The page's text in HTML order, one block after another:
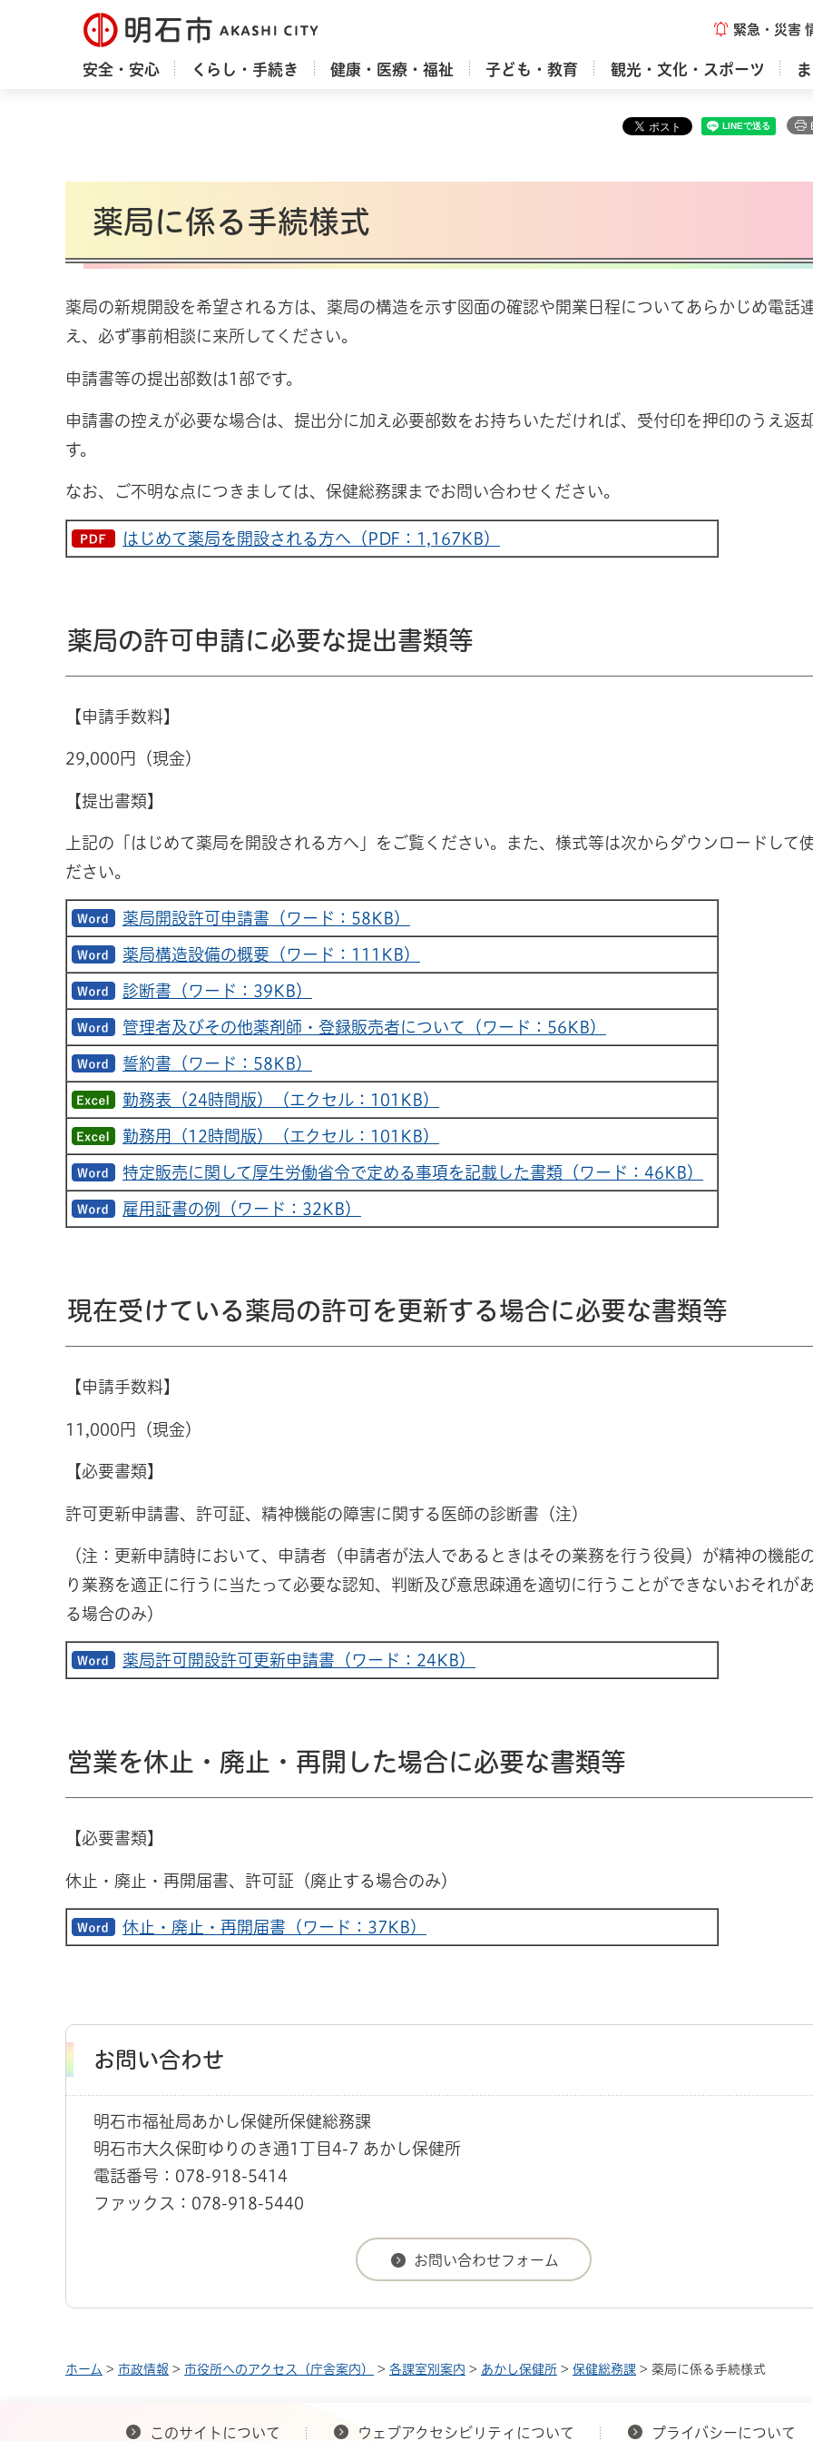
明石市 緊急・災害
安全・安心 くらし・手続き 健康・医療・福祉 子ども・教育 観光・文化・スポーツ
薬局に係る手続様式
薬局の新規開設を希望される方は、薬局の構造を示す図面の確認や開業日程についてあらかじめ電話
え、必ず事前相談に来所してください。
申請書等の提出部数は1部です。
申請書の控えが必要な場合は、提出分に加え必要部数をお持ちいただければ、受付印を押印のうえ返
す。
なお、ご不明な点につきましては、保健総務課までお問い合わせください。
はじめて薬局を開設される方へ（PDF：1,167KB）
薬局の許可申請に必要な提出書類等
【申請手数料】
29,000円（現金）
【提出書類】
上記の「はじめて薬局を開設される方へ」をご覧ください。また、様式等は次からダウンロードして
ださい。
薬局開設許可申請書（ワード：58KB）
薬局構造設備の概要（ワード：111KB）
診断書（ワード：39KB）
管理者及びその他薬剤師・登録販売者について（ワード：56KB）
誓約書（ワード：58KB）
勤務表（24時間版）（エクセル：101KB）
勤務用（12時間版）（エクセル：101KB）
特定販売に関して厚生労働省令で定める事項を記載した書類（ワード：46KB）
雇用証書の例（ワード：32KB）
現在受けている薬局の許可を更新する場合に必要な書類等
【申請手数料】
11,000円（現金）
【必要書類】
許可更新申請書、許可証、精神機能の障害に関する医師の診断書（注）
（注：更新申請時において、申請者（申請者が法人であるときはその業務を行う役員）が精神の機能
り業務を適正に行うに当たって必要な認知、判断及び意思疎通を適切に行うことができないおそれが
る場合のみ）
薬局許可開設許可更新申請書（ワード：24KB）
営業を休止・廃止・再開した場合に必要な書類等
【必要書類】
休止・廃止・再開届書、許可証（廃止する場合のみ）
休止・廃止・再開届書（ワード：37KB）
お問い合わせ
明石市福祉局あかし保健所保健総務課
明石市大久保町ゆりのき通1丁目4-7 あかし保健所
電話番号：078-918-5414
ファックス：078-918-5440
ホーム > 市政情報 > 市役所へのアクセス（庁舎案内） > 各課室別案内 > あかし保健所 > 保健総務課 > 薬局に係る手続様式
このサイトについて ウェブアクセシビリティについて プライバシーについて